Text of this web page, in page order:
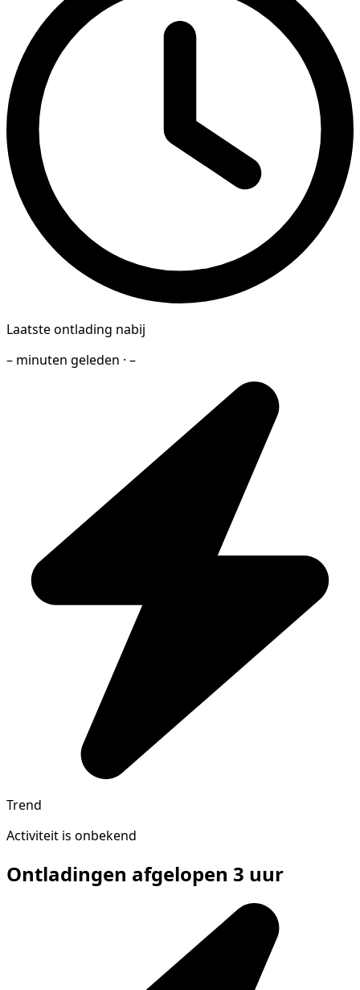
Laatste ontlading nabij
– minuten geleden · –
Trend
Activiteit is onbekend
Ontladingen afgelopen 3 uur